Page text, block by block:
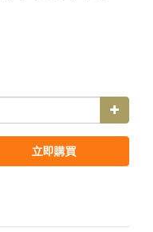
立即購買